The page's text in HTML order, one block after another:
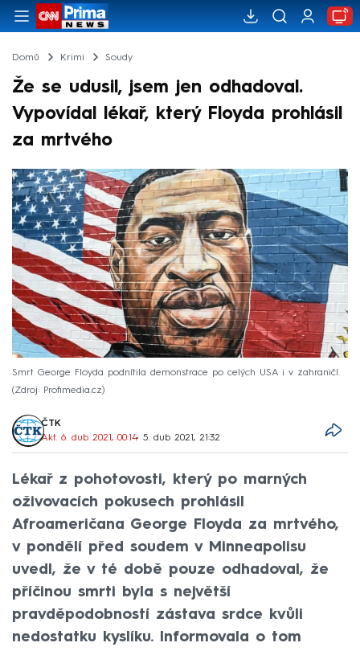
Domů Krimi Soudy
Že se udusil, jsem jen odhadoval.
Vypovídal lékař, který Floyda prohlásil
za mrtvého
Smrt George Floyda podnítila demonstrace po celých USA i v zahraničí.
Zdroj: Profimedia.cz
ČTK
Akt. 6. dub 2021, 00:14• 5. dub 2021, 21:32
Lékař z pohotovosti, který po marných
oživovacích pokusech prohlásil
Afroameričana George Floyda za mrtvého,
v pondělí před soudem v Minneapolisu
uvedl, že v té době pouze odhadoval, že
příčinou smrti byla s největší
pravděpodobností zástava srdce kvůli
nedostatku kyslíku. Informovala o tom